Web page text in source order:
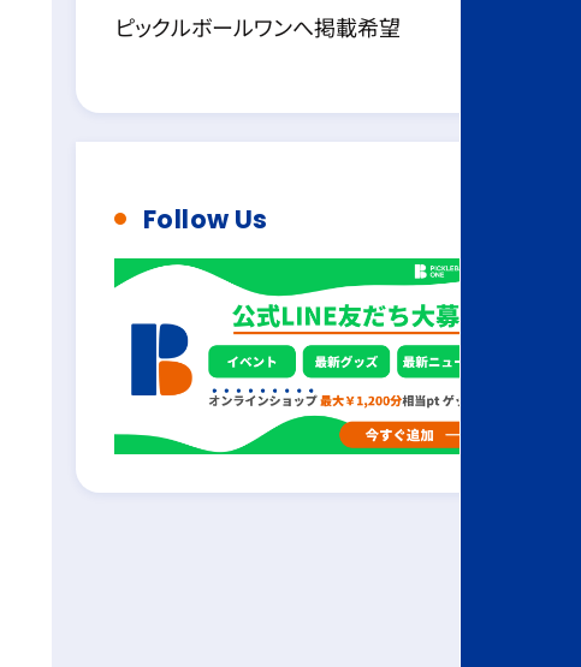
ピックルボールワンへ掲載希望
Follow Us